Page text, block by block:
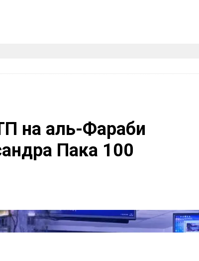
на аль-Фараби
Пака 100